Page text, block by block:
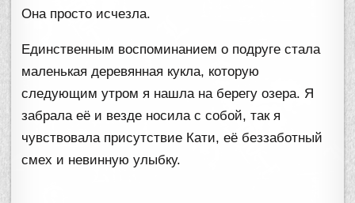
Она просто исчезла.
Единственным воспоминанием о подруге стала
маленькая деревянная кукла, которую
следующим утром я нашла на берегу озера. Я
забрала её и везде носила с собой, так я
чувствовала присутствие Кати, её беззаботный
смех и невинную улыбку.